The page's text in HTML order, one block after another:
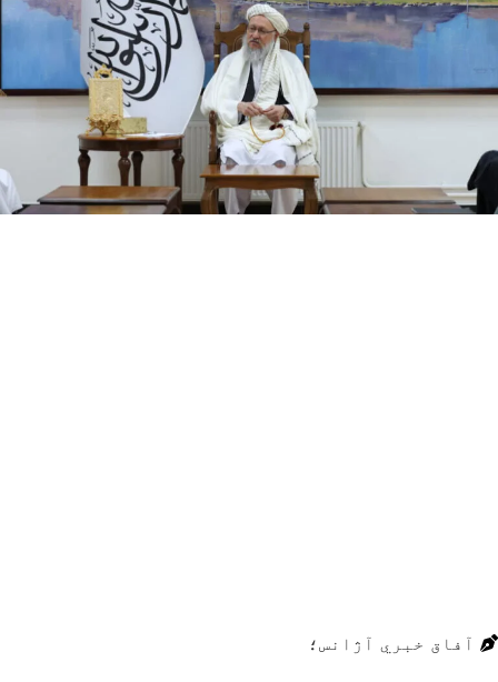
آفاق خبري آژانس؛